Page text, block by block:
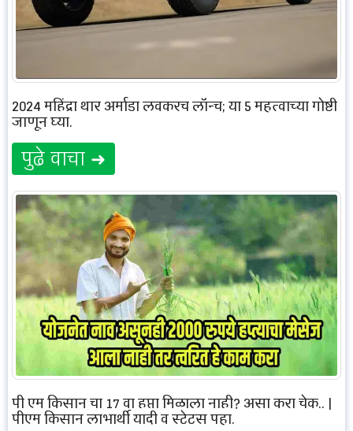
2024 महिंद्रा थार अर्माडा लवकरच लॉन्च; या 5 महत्वाच्या गोष्टी
जाणून घ्या.
पुढे वाचा ➜
पी एम किसान चा 17 वा हप्ता मिळाला नाही? असा करा चेक.. |
पीएम किसान लाभार्थी यादी व स्टेटस पहा.